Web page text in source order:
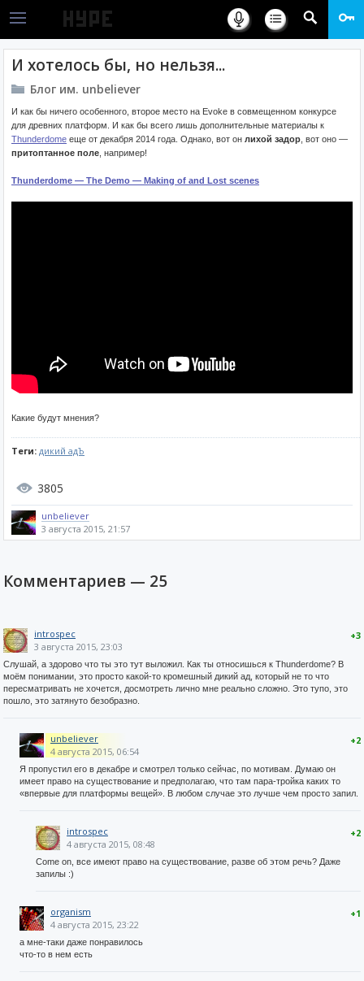
И хотелось бы, но нельзя...
Блог им. unbeliever
И как бы ничего особенного, второе место на Evoke в совмещенном конкурсе
для древних платформ. И как бы всего лишь дополнительные материалы к
Thunderdome еще от декабря 2014 года. Однако, вот он лихой задор , вот оно —
притоптанное поле , например!
Thunderdome — The Demo — Making of and Lost scenes
Какие будут мнения?
Теги: дикий адЪ
3805
unbeliever
3 августа 2015, 21:57
Комментариев — 25
+3
introspec
3 августа 2015, 23:03
Слушай, а здорово что ты это тут выложил. Как ты относишься к Thunderdome? В
моём понимании, это просто какой-то кромешный дикий ад, который не то что
пересматривать не хочется, досмотреть лично мне реально сложно. Это тупо, это
пошло, это затянуто безобразно.
+2
unbeliever
4 августа 2015, 06:54
Я пропустил его в декабре и смотрел только сейчас, по мотивам. Думаю он
имеет право на существование и предполагаю, что там пара-тройка каких то
«впервые для платформы вещей». В любом случае это лучше чем просто запил.
+2
introspec
4 августа 2015, 08:48
Come on, все имеют право на существование, разве об этом речь? Даже
запилы :)
+1
organism
4 августа 2015, 23:22
а мне-таки даже понравилось
что-то в нем есть